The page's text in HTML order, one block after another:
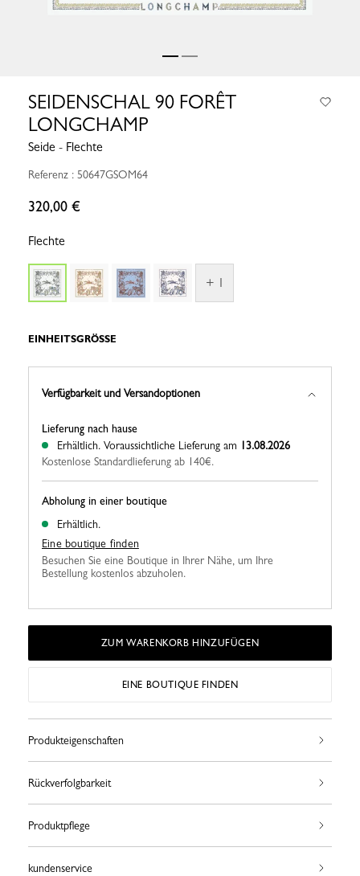
SEIDENSCHAL 90 FORÊT
LONGCHAMP
Seide - Flechte
Referenz : 50647GSOM64
320,00 €
Flechte
+ 1
EINHEITSGRÖSSE
Verfügbarkeit und Versandoptionen
Abholung in einer boutique
Erhältlich.
Eine boutique finden
Besuchen Sie eine Boutique in Ihrer Nähe, um Ihre
Bestellung kostenlos abzuholen.
Lieferung nach hause
Erhältlich. Voraussichtliche Lieferung am 13.08.2026
Kostenlose Standardlieferung ab 140€.
ZUM WARENKORB HINZUFÜGEN
EINE BOUTIQUE FINDEN
Produkteigenschaften
Rückverfolgbarkeit
Produktpflege
kundenservice